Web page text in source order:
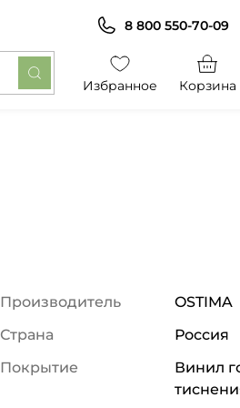
8 800 550-70-09
Избранное Корзина
Производитель
OSTIMA
Страна
Россия
Покрытие
Винил